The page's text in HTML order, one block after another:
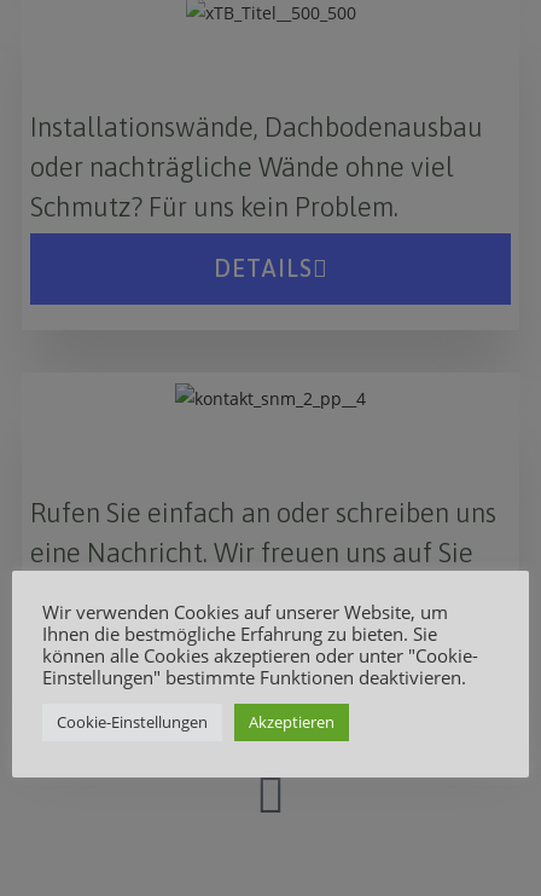
Installationswände, Dachbodenausbau
oder nachträgliche Wände ohne viel
Schmutz? Für uns kein Problem.
DETAILS
Rufen Sie einfach an oder schreiben uns
eine Nachricht. Wir freuen uns auf Sie
DETAILS
Wir verwenden Cookies auf unserer Website, um
Ihnen die bestmögliche Erfahrung zu bieten. Sie
können alle Cookies akzeptieren oder unter "Cookie-
Einstellungen" bestimmte Funktionen deaktivieren.
Cookie-Einstellungen Akzeptieren